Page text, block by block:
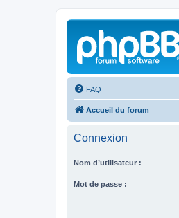
FAQ
Accueil du forum
Connexion
Nom d’utilisateur :
Mot de passe :